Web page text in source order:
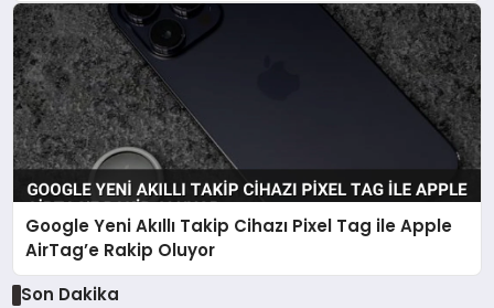
Google Yeni Akıllı Takip Cihazı Pixel Tag ile Apple
AirTag’e Rakip Oluyor
Son Dakika